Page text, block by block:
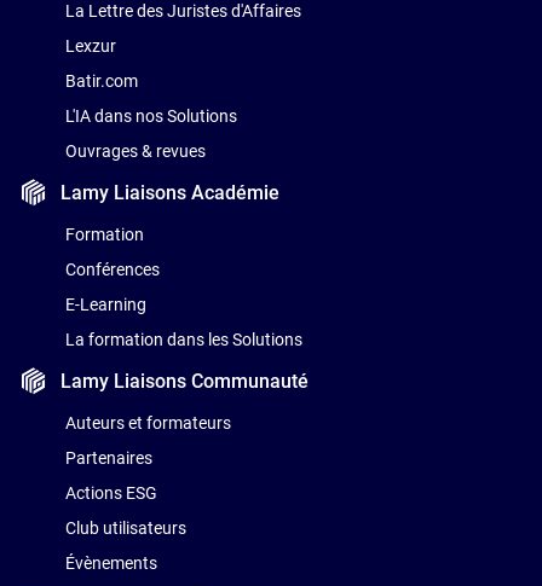
La Lettre des Juristes d'Affaires
Lexzur
Batir.com
L'IA dans nos Solutions
Ouvrages & revues
Lamy LiaisonsAcadémie
Formation
Conférences
E-Learning
La formation dans les Solutions
Lamy LiaisonsCommunauté
Auteurs et formateurs
Partenaires
Actions ESG
Club utilisateurs
Évènements